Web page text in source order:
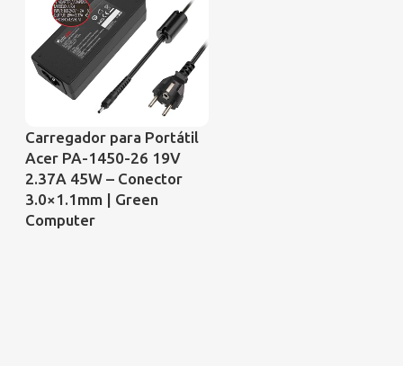
Carregador para Portátil
Acer PA-1450-26 19V
2.37A 45W – Conector
3.0×1.1mm | Green
Computer